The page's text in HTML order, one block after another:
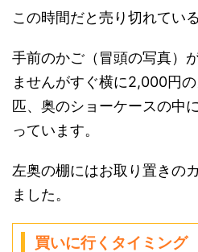
この時間だと売り切れてい
手前のかご（冒頭の写真）
ませんがすぐ横に2,000円
匹、奥のショーケースの中
っています。
左奥の棚にはお取り置きの
ました。
買いに行くタイミング